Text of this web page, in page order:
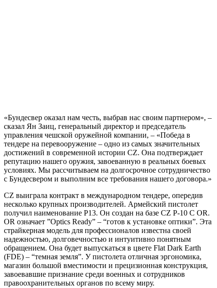
«Бундесвер оказал нам честь, выбрав нас своим партнером», –
сказал Ян Заиц, генеральный директор и председатель
управления чешской оружейной компании, – «Победа в
тендере на перевооружение – одно из самых значительных
достижений в современной истории CZ. Она подтверждает
репутацию нашего оружия, завоеванную в реальных боевых
условиях. Мы рассчитываем на долгосрочное сотрудничество
с Бундесвером и выполним все требования нашего договора.»
CZ выиграла контракт в международном тендере, опередив
несколько крупных производителей. Армейский пистолет
получил наименование Р13. Он создан на базе CZ P-10 C OR.
OR означает ”Optics Ready” – “готов к установке оптики”. Эта
страйкерная модель для профессионалов известна своей
надежностью, долговечностью и интуитивно понятным
обращением. Она будет выпускаться в цвете Flat Dark Earth
(FDE) – “темная земля”. У пистолета отличная эргономика,
магазин большой вместимости и прецизионная конструкция,
завоевавшие признание среди военных и сотрудников
правоохранительных органов по всему миру.